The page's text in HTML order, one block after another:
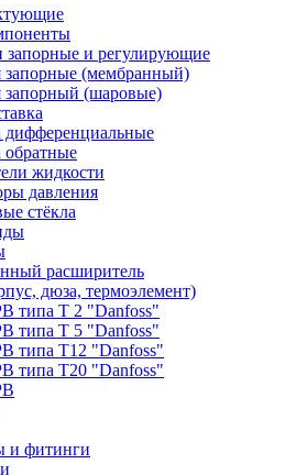
запорные и регулирующие
запорные (мембранный)
запорный (шаровые)
дифференциальные
обратные
жидкости
давления
стёкла
расширитель
дюза, термоэлемент)
типа Т 2 "Danfoss"
типа Т 5 "Danfoss"
типа Т12 "Danfoss"
типа Т20 "Danfoss"
и фитинги